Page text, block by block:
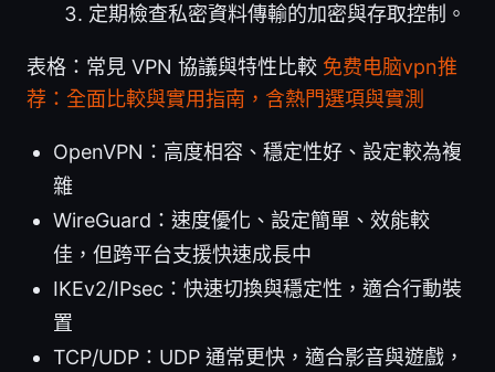
定期檢查私密資料傳輸的加密與存取控制。
表格：常見 VPN 協議與特性比較 免费电脑vpn推
荐：全面比較與實用指南，含熱門選項與實測
OpenVPN：高度相容、穩定性好、設定較為複
雜
WireGuard：速度優化、設定簡單、效能較
佳，但跨平台支援快速成長中
IKEv2/IPsec：快速切換與穩定性，適合行動裝
置
TCP/UDP：UDP 通常更快，適合影音與遊戲，